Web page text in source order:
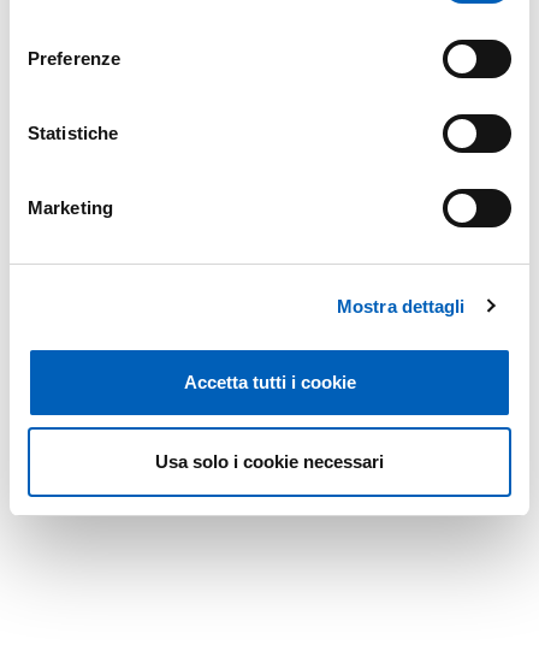
Preferenze
Statistiche
Marketing
Mostra dettagli
Accetta tutti i cookie
Usa solo i cookie necessari